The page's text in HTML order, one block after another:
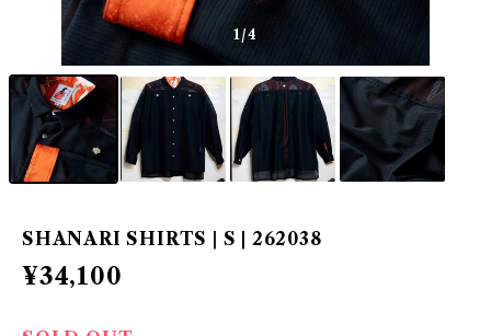
1/4
SHANARI SHIRTS | S | 262038
¥34,100